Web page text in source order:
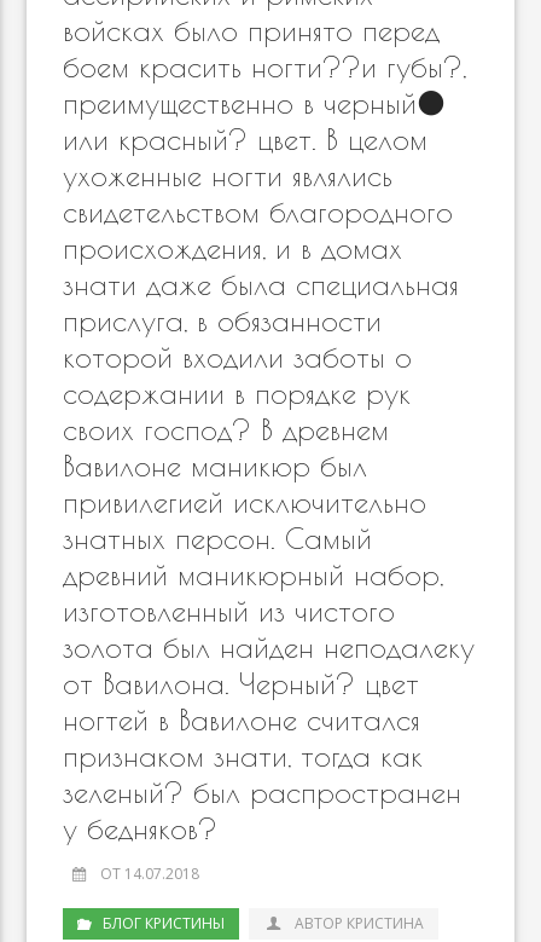
войсках было принято перед
боем красить ногти??и губы?,
преимущественно в черный⚫️
или красный? цвет. В целом
ухоженные ногти являлись
свидетельством благородного
происхождения, и в домах
знати даже была специальная
прислуга, в обязанности
которой входили заботы о
содержании в порядке рук
своих господ? В древнем
Вавилоне маникюр был
привилегией исключительно
знатных персон. Самый
древний маникюрный набор,
изготовленный из чистого
золота был найден неподалеку
от Вавилона. Черный? цвет
ногтей в Вавилоне считался
признаком знати, тогда как
зеленый? был распространен
у бедняков?
ОТ 14.07.2018
БЛОГ КРИСТИНЫ АВТОР КРИСТИНА